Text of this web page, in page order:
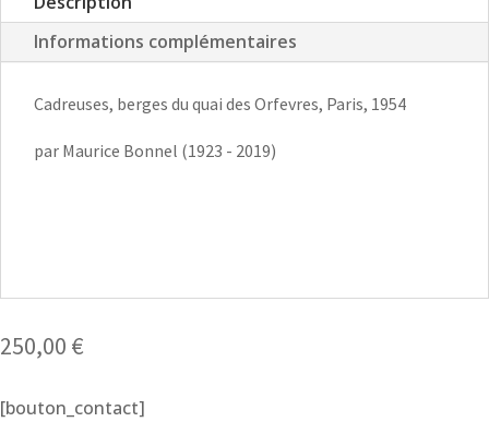
Informations complémentaires
Cadreuses, berges du quai des Orfevres, Paris, 1954
par Maurice Bonnel (1923 - 2019)
250,00 €
[bouton_contact]